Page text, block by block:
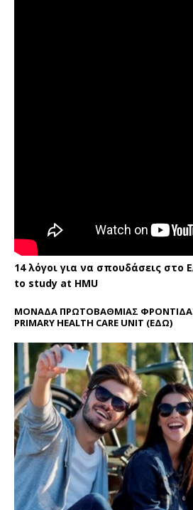
14 λόγοι για να σπουδάσεις στο
to study at HMU
ΜΟΝΑΔΑ ΠΡΩΤΟΒΑΘΜΙΑΣ
PRIMARY HEALTH CARE UNIT (ΕΔΩ)